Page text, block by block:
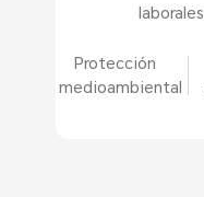
laborales
Protección
medioambiental